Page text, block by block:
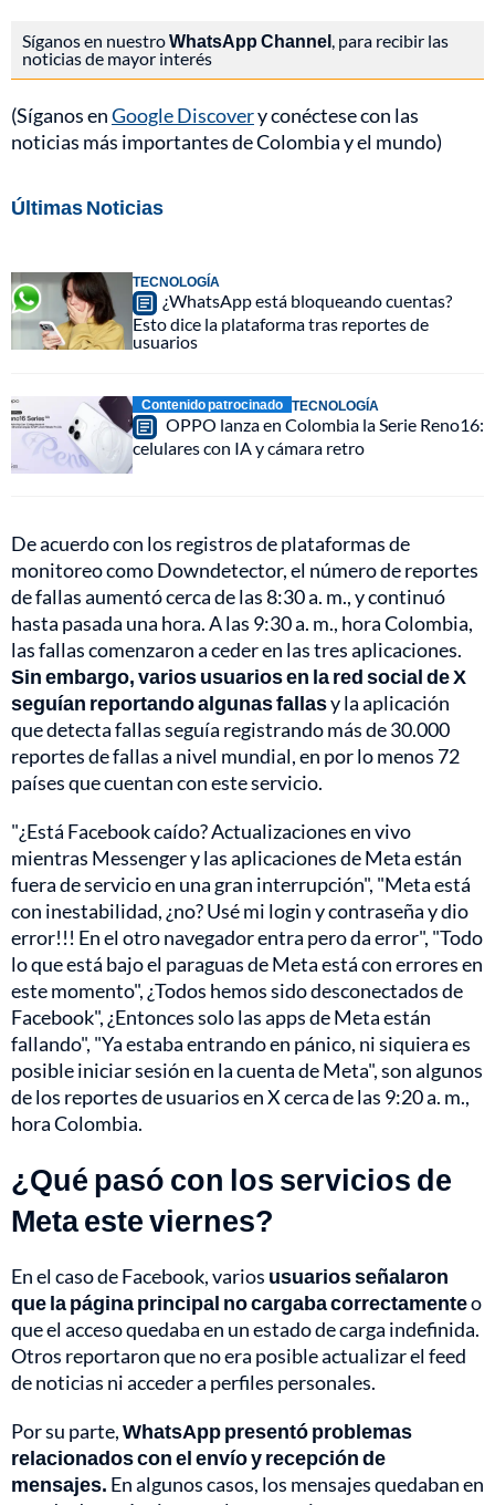
Síganos en nuestroWhatsApp Channel, para recibir las
noticias de mayor interés
(Síganos enGoogle Discovery conéctese con las
noticias más importantes de Colombia y el mundo)
Últimas Noticias
TECNOLOGÍA
¿WhatsApp está bloqueando cuentas?
Esto dice la plataforma tras reportes de
usuarios
Contenido patrocinado TECNOLOGÍA
OPPO lanza en Colombia la Serie Reno16:
celulares con IA y cámara retro
De acuerdo con los registros de plataformas de
monitoreo como Downdetector, el número de reportes
de fallas aumentó cerca de las 8:30 a. m., y continuó
hasta pasada una hora. A las 9:30 a. m., hora Colombia,
las fallas comenzaron a ceder en las tres aplicaciones.
Sin embargo, varios usuarios en la red social de X
seguían reportando algunas fallasy la aplicación
que detecta fallas seguía registrando más de 30.000
reportes de fallas a nivel mundial, en por lo menos 72
países que cuentan con este servicio.
"¿Está Facebook caído? Actualizaciones en vivo
mientras Messenger y las aplicaciones de Meta están
fuera de servicio en una gran interrupción", "Meta está
con inestabilidad, ¿no? Usé mi login y contraseña y dio
error!!! En el otro navegador entra pero da error", "Todo
lo que está bajo el paraguas de Meta está con errores en
este momento", ¿Todos hemos sido desconectados de
Facebook", ¿Entonces solo las apps de Meta están
fallando", "Ya estaba entrando en pánico, ni siquiera es
posible iniciar sesión en la cuenta de Meta", son algunos
de los reportes de usuarios en X cerca de las 9:20 a. m.,
hora Colombia.
¿Qué pasó con los servicios de
Meta este viernes?
En el caso de Facebook, varios usuarios señalaron
que la página principal no cargaba correctamenteo
que el acceso quedaba en un estado de carga indefinida.
Otros reportaron que no era posible actualizar el feed
de noticias ni acceder a perfiles personales.
Por su parte,WhatsApp presentó problemas
relacionados con el envío y recepción de
mensajes. En algunos casos, los mensajes quedaban en